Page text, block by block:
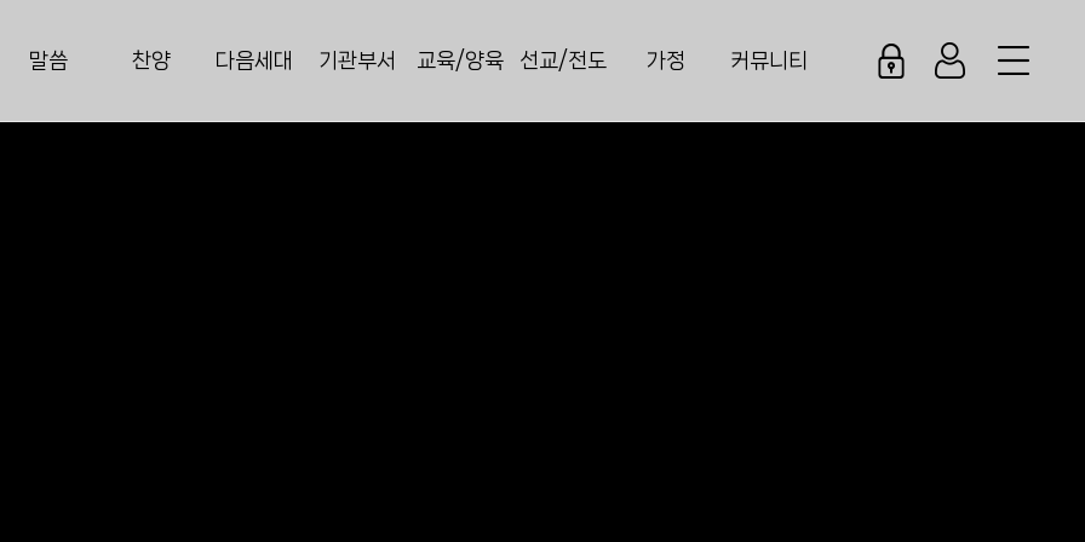
말씀 찬양 다음세대 기관부서 교육/양육 선교/전도 가정 커뮤니티